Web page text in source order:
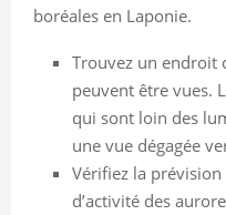
boréales en Laponie.
Trouvez un endroit
peuvent être vues.
qui sont loin des
une vue dégagée
Vérifiez la
d’activité des